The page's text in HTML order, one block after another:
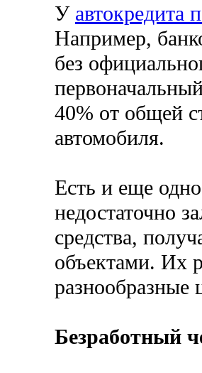
У автокредита
Например,
без
40% от общей
автомобиля.
Есть и еще
недостаточно
средства,
объектами. Их
разнообразные
Безработный